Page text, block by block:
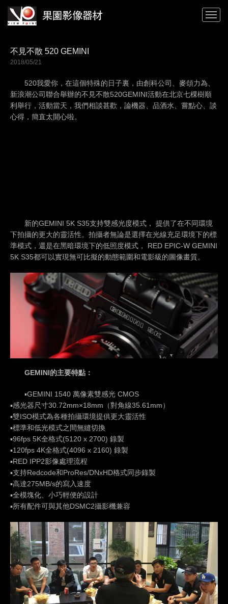
不見不散 520 GEMINI
2018/05/21
520我愛你，在這個特殊的日子裏，由創科公司、麥頌力為、
新浪潮公司聯合舉辦的不見不散520GEMINI活動在北京七棵樹順
利舉行，活動當天，我們相談甚歡，論機器、品酒水、嘗點心、談
心得，簡直太開心啦。
新的GEMINI 5K S35支持雙感光度模式， 提供了在不同環境
下拍攝的更大的靈活性。拍攝者無論是選擇在光線充足環境下的標
準模式，還是在黑暗環境下的低照度模式， RED EPIC-W GEMINI
5K S35都可以實現無可比擬的動態範圍和電影級的圖像畫質。
GEMINI的主要特點：
▪GEMINI 1540 萬像素雙感光 CMOS
▪感光器尺寸30.72mm×18mm（對角線35.61mm）
▪雙ISO模式為各種拍攝環境提供更大靈活性
▪標準和低光模式之間無縫切換
▪96fps 5K全格式(5120 x 2700) 錄製
▪120fps 4K全格式(4096 x 2160) 錄製
▪RED IPP2影像處理流程
▪支持Redcode和ProRes/DNxHD格式同步錄製
▪高達275MB/s的寫入速度
▪全模塊化、小巧輕便的設計
▪所有配件可與其他DSMC2攝影機兼容